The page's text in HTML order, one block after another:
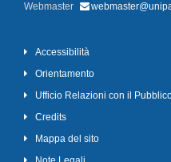
Webmaster
Accessibilità
Orientamento
Ufficio Relazioni con il
Credits
Mappa del sito